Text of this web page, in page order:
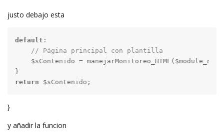
justo debajo esta
default :
// Página principal con plantilla
$sContenido =
return $sContenido;
}
y añadir la funcion